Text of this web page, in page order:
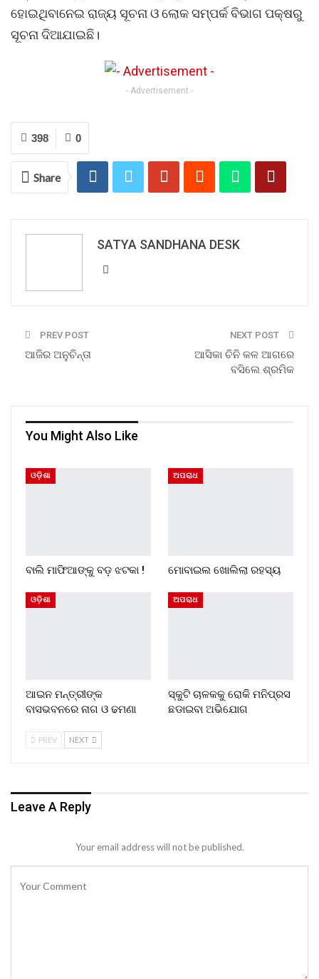
ହୋଇଥିବାନେଇ ରାଜ୍ୟ ସୂଚନା ଓ ଲୋକ ସମ୍ପର୍କ ବିଭାଗ ପକ୍ଷରୁ
ସୂଚନା ଦିଆଯାଇଛି।
- Advertisement -
0
398
Share
SATYA SANDHANA DESK
PREV POST
ଆଜିର ଅନୁଚିନ୍ତା
NEXT POST
ଆସିକା ଚିନି କଳ ଆଗରେ
ବସିଲେ ଶ୍ରମିକ
You Might Also Like
ଓଡ଼ିଶା
ବାଲି ମାଫିଆଙ୍କୁ ବଡ଼ ଝଟକା !
ଅପରାଧ
ମୋବାଇଲ ଖୋଲିଲା ରହସ୍ୟ
ଓଡ଼ିଶା
ଆଇନ ମନ୍ତ୍ରୀଙ୍କ
ବାସଭବନରେ ନାଗ ଓ ଢମଣା
ଅପରାଧ
ସ୍କୁଟି ଚାଳକକୁ ରୋକି ମନିପ୍ରସ
ଛଡାଇବା ଅଭିଯୋଗ
PREV NEXT
Leave A Reply
Your email address will not be published.